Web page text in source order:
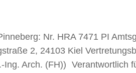
Nr. HRA 7471 PI
2, 24103 Kiel
Ing. Arch. (FH)) Verantwortlich